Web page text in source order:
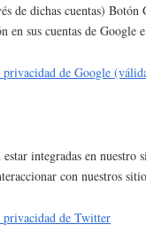
de dichas cuentas)
sus cuentas de
de Google
integradas en
con nuestros
de Twitter